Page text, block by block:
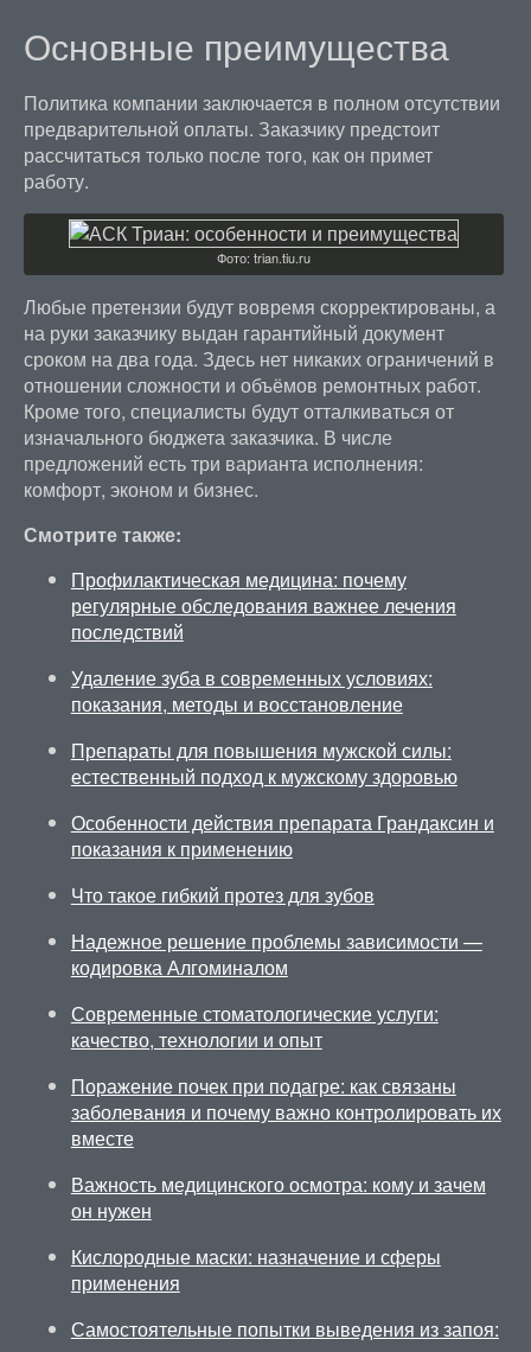
Основные преимущества
Политика компании заключается в полном отсутствии
предварительной оплаты. Заказчику предстоит
рассчитаться только после того, как он примет
работу.
Фото: trian.tiu.ru
Любые претензии будут вовремя скорректированы, а
на руки заказчику выдан гарантийный документ
сроком на два года. Здесь нет никаких ограничений в
отношении сложности и объёмов ремонтных работ.
Кроме того, специалисты будут отталкиваться от
изначального бюджета заказчика. В числе
предложений есть три варианта исполнения:
комфорт, эконом и бизнес.
Смотрите также:
Профилактическая медицина: почему
регулярные обследования важнее лечения
последствий
Удаление зуба в современных условиях:
показания, методы и восстановление
Препараты для повышения мужской силы:
естественный подход к мужскому здоровью
Особенности действия препарата Грандаксин и
показания к применению
Что такое гибкий протез для зубов
Надежное решение проблемы зависимости —
кодировка Алгоминалом
Современные стоматологические услуги:
качество, технологии и опыт
Поражение почек при подагре: как связаны
заболевания и почему важно контролировать их
вместе
Важность медицинского осмотра: кому и зачем
он нужен
Кислородные маски: назначение и сферы
применения
Самостоятельные попытки выведения из запоя: